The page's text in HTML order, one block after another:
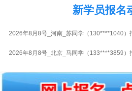
新学员报名
2026年8月8号_重庆_李同学（156****3537）
2026年8月8号_江西_刘同学（132****7414）